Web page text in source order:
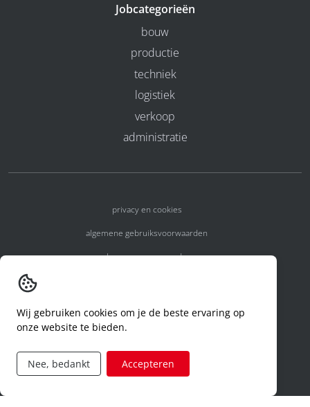
Jobcategorieën
bouw
productie
techniek
logistiek
verkoop
administratie
privacy en cookies
algemene gebruiksvoorwaarden
algemene voorwaarden
code of conduct
aanvraag rechten ivm privacy
Wij gebruiken cookies om je de beste ervaring op
onze website te bieden.
Nee, bedankt Accepteren